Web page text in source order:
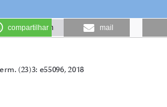
compartilhar mail